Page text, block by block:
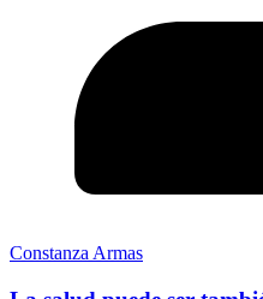
Constanza Armas